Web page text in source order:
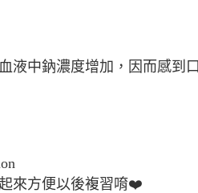
液中鈉濃度增加，因而感到
來方便以後複習唷❤️
食與嗜甜